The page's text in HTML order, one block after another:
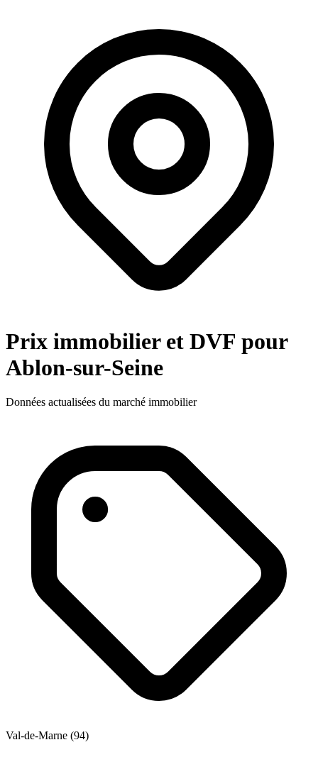
Prix immobilier et DVF pour
Ablon-sur-Seine
Données actualisées du marché immobilier
Val-de-Marne (94)